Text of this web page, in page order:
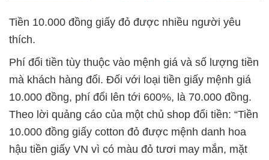
Tiền 10.000 đồng giấy đỏ được nhiều người yêu
thích.
Phí đổi tiền tùy thuộc vào mệnh giá và số lượng tiền
mà khách hàng đổi. Đối với loại tiền giấy mệnh giá
10.000 đồng, phí đổi lên tới 600%, là 70.000 đồng.
Theo lời quảng cáo của một chủ shop đổi tiền: “Tiền
10.000 đồng giấy cotton đỏ được mệnh danh hoa
hậu tiền giấy VN vì có màu đỏ tươi may mắn, mặt